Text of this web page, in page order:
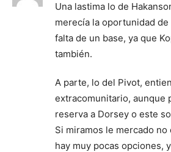
Una lastima lo de
merecía la oportunidad de
falta de un base, ya que
también.
A parte, lo del Pivot,
extracomunitario, aunque
reserva a Dorsey o este
Si miramos le mercado
hay muy pocas opciones,